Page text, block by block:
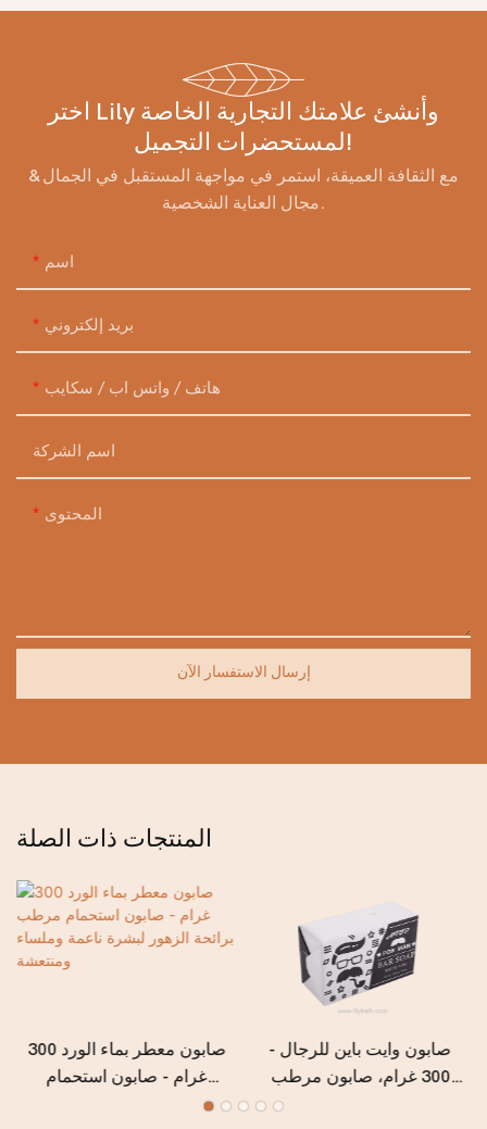
اختر Lily وأنشئ علامتك التجارية الخاصة
لمستحضرات التجميل!
مع الثقافة العميقة، استمر في مواجهة المستقبل في الجمال &
مجال العناية الشخصية.
اسم
بريد إلكتروني
هاتف / واتس اب / سكايب
اسم الشركة
المحتوى
إرسال الاستفسار الآن
المنتجات ذات الصلة
صابون معطر بماء الورد 300
غرام - صابون استحمام
مرطب برائحة الزهور لبشرة
صابون وايت باين للرجال -
300 غرام، صابون مرطب
ومنظف عميق للرجال برائحة